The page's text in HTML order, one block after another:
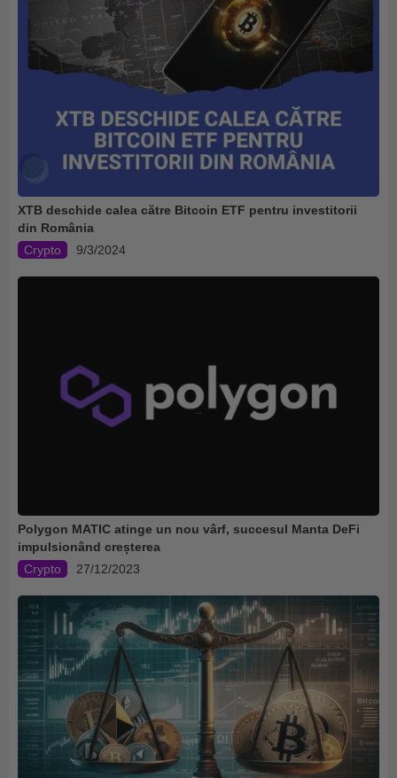
XTB deschide calea către Bitcoin ETF pentru investitorii
din România
Crypto
9/3/2024
Polygon MATIC atinge un nou vârf, succesul Manta DeFi
impulsionând creșterea
Crypto
27/12/2023